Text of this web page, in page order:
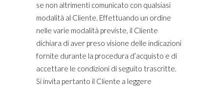
se non altrimenti comunicato con qualsiasi
modalità al Cliente. Effettuando un ordine
nelle varie modalità previste, il Cliente
dichiara di aver preso visione delle indicazioni
fornite durante la procedura d’acquisto e di
accettare le condizioni di seguito trascritte.
Si invita pertanto il Cliente a leggere